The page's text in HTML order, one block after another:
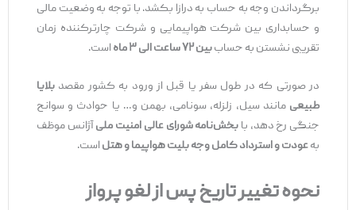
برگرداندن وجه به حساب به درازا بکشد. با توجه به وضعیت مالی
و حسابداری بین شرکت هواپیمایی و شرکت چارترکننده زمان
تقریبی نشستن به حساببین ۷۲ ساعت الی ۳ ماه است.
در صورتی که در طول سفر یا قبل از ورود به کشور مقصدبلایا
طبیعیمانند سیل، زلزله، سونامی، بهمن و… یا حوادث و سوانح
جنگی رخ دهد، با بخشنامه شورای عالی امنیت ملیآژانس موظف
بهعودت و استرداد کامل وجه بلیت هواپیما و هتلاست.
نحوه تغییر تاریخ پس از لغو پرواز